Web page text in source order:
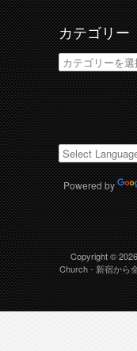
カテゴリー
カ
テ
ゴ
リ
ー
Powered by
Copyright ©
Church- 新宿から